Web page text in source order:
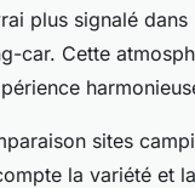
plus signalé
car. Cette
sites
la variété et